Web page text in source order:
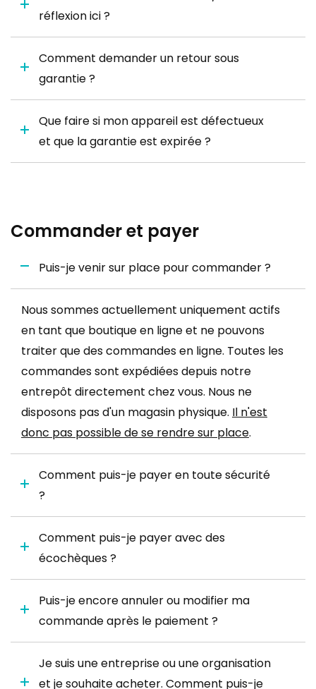
réflexion ici ?
Comment demander un retour sous
garantie ?
Que faire si mon appareil est défectueux
et que la garantie est expirée ?
Commander et payer
Puis-je venir sur place pour commander ?
Nous sommes actuellement uniquement actifs
en tant que boutique en ligne et ne pouvons
traiter que des commandes en ligne. Toutes les
commandes sont expédiées depuis notre
entrepôt directement chez vous. Nous ne
disposons pas d'un magasin physique. Il n'est
donc pas possible de se rendre sur place.
Comment puis-je payer en toute sécurité
?
Comment puis-je payer avec des
écochèques ?
Puis-je encore annuler ou modifier ma
commande après le paiement ?
Je suis une entreprise ou une organisation
et je souhaite acheter. Comment puis-je